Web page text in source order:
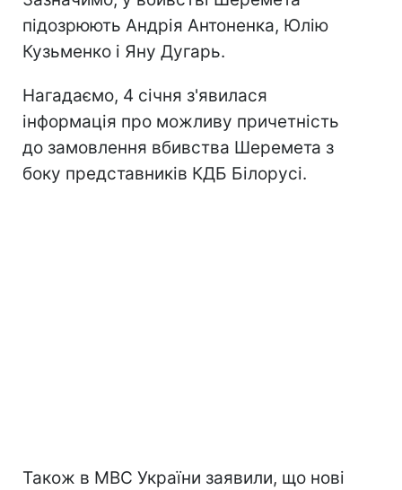
підозрюють Андрія Антоненка, Юлію
Кузьменко і Яну Дугарь.
Нагадаємо, 4 січня з'явилася
інформація про можливу причетність
до замовлення вбивства Шеремета з
боку представників КДБ Білорусі.
Також в МВС України заявили, що нові